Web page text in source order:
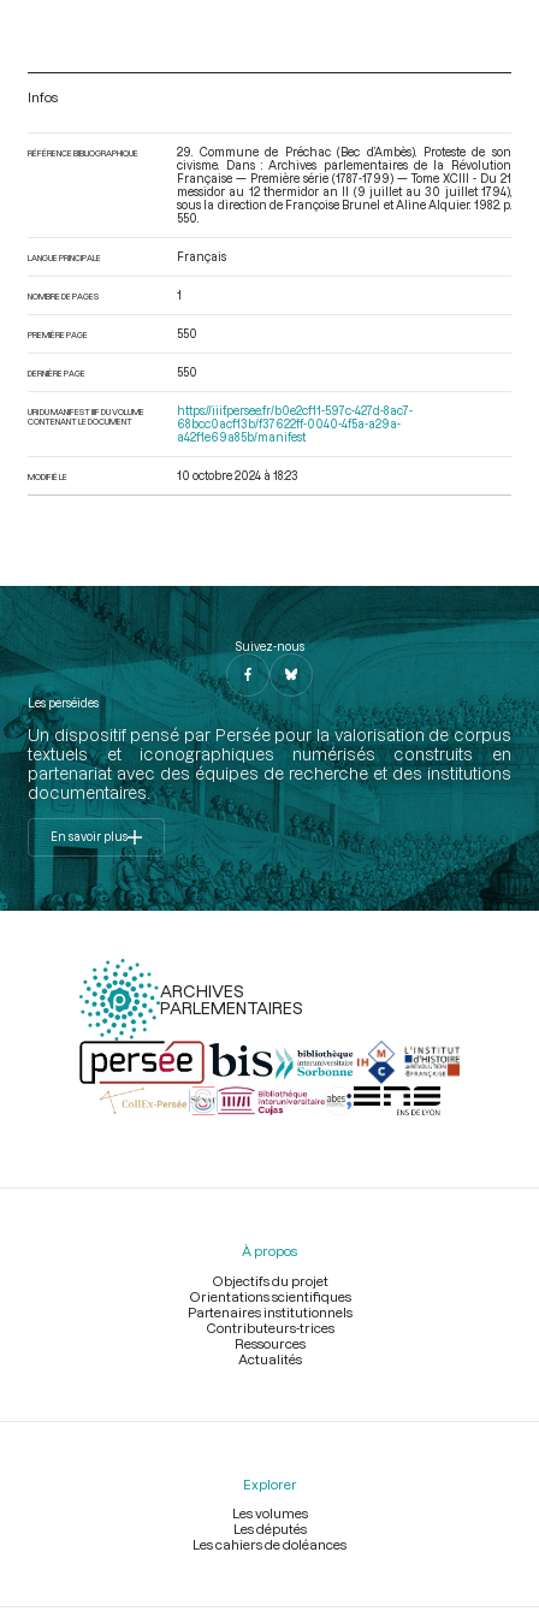
Infos
RÉFÉRENCE BIBLIOGRAPHIQUE
29. Commune de Préchac (Bec d’Ambès). Proteste de son
civisme. Dans : Archives parlementaires de la Révolution
Française — Première série (1787-1799) — Tome XCIII - Du 21
messidor au 12 thermidor an II (9 juillet au 30 juillet 1794),
sous la direction de Françoise Brunel et Aline Alquier. 1982. p.
550.
LANGUE PRINCIPALE Français
NOMBRE DE PAGES 1
PREMIÈRE PAGE 550
DERNIÈRE PAGE 550
URI DU MANIFEST IIIF DU VOLUME
CONTENANT LE DOCUMENT
https://iiif.persee.fr/b0e2cf11-597c-427d-8ac7-
68bcc0acf13b/f37622ff-0040-4f5a-a29a-
a42f1e69a85b/manifest
MODIFIÉ LE 10 octobre 2024 à 18:23
Suivez-nous
Les perséides
Un dispositif pensé par Persée pour la valorisation de corpus
textuels et iconographiques numérisés construits en
partenariat avec des équipes de recherche et des institutions
documentaires.
En savoir plus
ARCHIVES
PARLEMENTAIRES
Menu
À propos
Objectifs du projet
Orientations scientifiques
Partenaires institutionnels
Contributeurs-trices
Ressources
Actualités
Explorer
Les volumes
Les députés
Les cahiers de doléances